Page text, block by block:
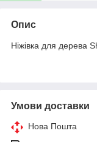
Опис
Ніжівка для дерева
Умови доставки
Нова Пошта